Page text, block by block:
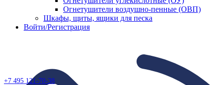
Огнетушители воздушно-пенные (ОВП)
Шкафы, щиты, ящики для песка
Войти/Регистрация
+7 495 121-70-38